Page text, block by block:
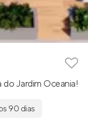
Jardim Oceania!
90 dias